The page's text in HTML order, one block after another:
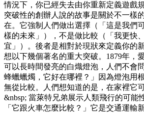
情況下，你已經失去由你重新定義遊戲
突破性的創辦人說的故事是關於不一樣
在。它強制人們做出選擇（「這是我們
樣的未來」），不是做比較（「我更快
宜」）。後者是相對於現狀來定義你的
想以下幾個著名的重大突破。1879年，
可以長時間發亮的白熾燈泡，人們不會
蜂蠟蠟燭，它好在哪裡？」因為燈泡用
無從比較。人們想知道的是，在家裡它
&nbsp; 當萊特兄弟展示人類飛行的可能
「它跟火車怎麼比較？」它是交通運輸